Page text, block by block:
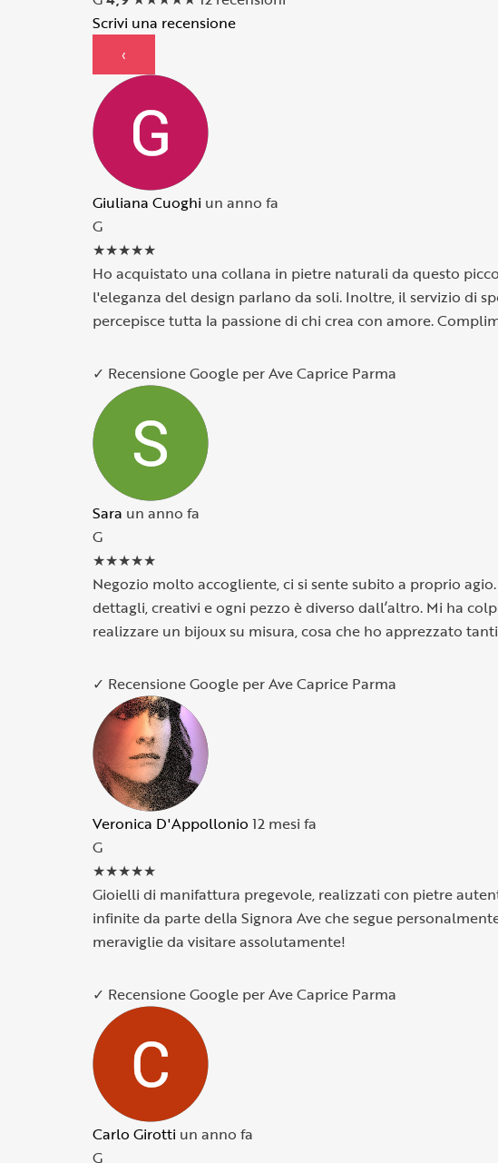
Scrivi una recensione
‹
Giuliana Cuoghi un anno fa
G
★★★★★
Ho acquistato una collana in pietre naturali da questo
l'eleganza del design parlano da soli. Inoltre, il servizio di
percepisce tutta la passione di chi crea con amore.
✓ Recensione Google per Ave Caprice Parma
Sara un anno fa
G
★★★★★
Negozio molto accogliente, ci si sente subito a proprio
dettagli, creativi e ogni pezzo è diverso dall’altro. Mi ha
realizzare un bijoux su misura, cosa che ho apprezzato
✓ Recensione Google per Ave Caprice Parma
Veronica D'Appollonio 12 mesi fa
G
★★★★★
Gioielli di manifattura pregevole, realizzati con pietre
infinite da parte della Signora Ave che segue
meraviglie da visitare assolutamente!
✓ Recensione Google per Ave Caprice Parma
Carlo Girotti un anno fa
G